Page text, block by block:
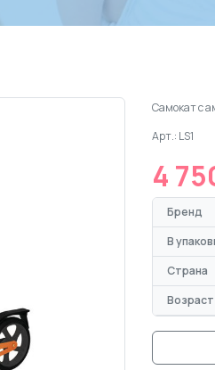
Cамокат с
Арт.: LS1
4
Бренд
В
Страна
Возраст